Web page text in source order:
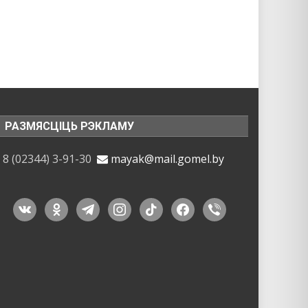
РАЗМЯСЦІЦЬ РЭКЛАМУ
8 (02344) 3-91-30 mayak@mail.gomel.by
vkontakteodnoklassniki
telegraminstagram
tiktok facebook
viber